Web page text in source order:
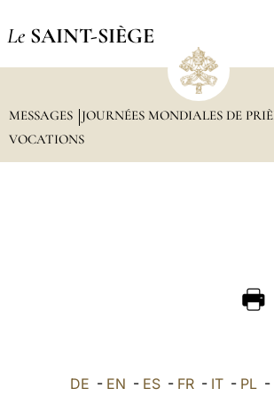
Le SAINT-SIÈGE
MESSAGES
JOURNÉES MONDIALES DE
VOCATIONS
DE - EN - ES- FR- IT- PL-